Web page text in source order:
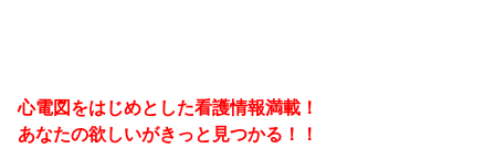
心電図をはじめとした看護情報満載！
あなたの欲しいがきっと見つかる！！